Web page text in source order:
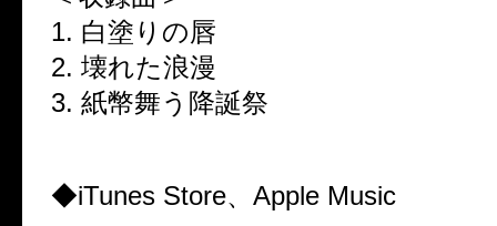
1. 白塗りの唇
2. 壊れた浪漫
3. 紙幣舞う降誕祭
◆iTunes Store、Apple Music